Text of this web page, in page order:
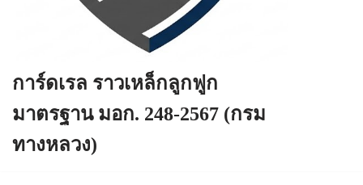
การ์ดเรล ราวเหล็กลูกฟูก
มาตรฐาน มอก. 248-2567 (กรม
ทางหลวง)